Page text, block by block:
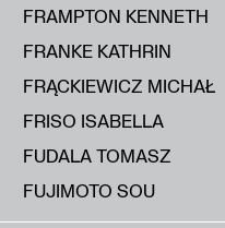
FRAMPTON KENNETH
FRANKE KATHRIN
FRĄCKIEWICZ MICHAŁ
FRISO ISABELLA
FUDALA TOMASZ
FUJIMOTO SOU